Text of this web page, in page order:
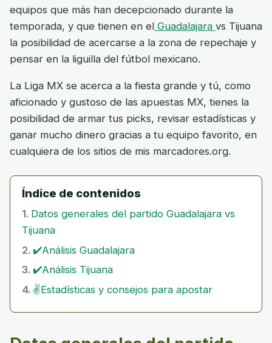
equipos que más han decepcionado durante la
temporada, y que tienen en el Guadalajara vs Tijuana
la posibilidad de acercarse a la zona de repechaje y
pensar en la liguilla del fútbol mexicano.
La Liga MX se acerca a la fiesta grande y tú, como
aficionado y gustoso de las apuestas MX, tienes la
posibilidad de armar tus picks, revisar estadísticas y
ganar mucho dinero gracias a tu equipo favorito, en
cualquiera de los sitios de mis marcadores.org.
Índice de contenidos
Datos generales del partido Guadalajara vs
Tijuana
✔️Análisis Guadalajara
✔️Análisis Tijuana
✌️Estadísticas y consejos para apostar